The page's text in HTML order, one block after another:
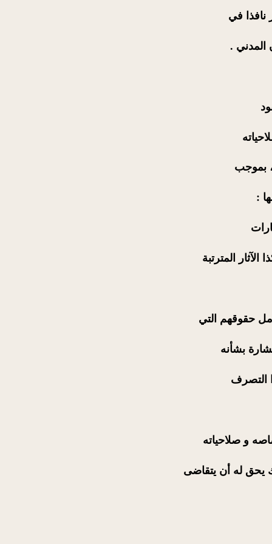
نافذا في
بموجب
المترتبة
حقوقهم التي
بشأنه
التصرف
و صلاحياته
يحق له أن يتقاضى